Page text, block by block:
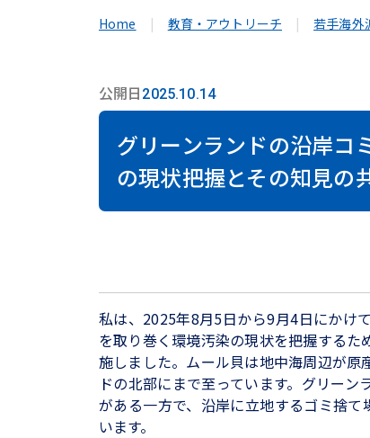
Home 教育・アウトリーチ 若手海外
公開日 2025.10.14
グリーンランドの沿岸コ
の現状把握とその知見の
私は、 2025年8月5日から9月4日にかけ
を取り巻く環境汚染の現状を把握する
施しました。ムール貝は地中海周辺が
ドの北部にまで至っています。グリー
がある一方で、沿岸に立地するゴミ捨
います。